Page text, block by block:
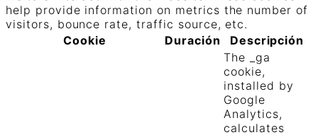
help provide information on metrics the number of
visitors, bounce rate, traffic source, etc.
Cookie
Duración Descripción
The _ga
cookie,
installed by
Google
Analytics,
calculates